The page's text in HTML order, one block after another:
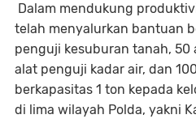
Dalam mendukung
telah menyalurkan bantuan
penguji kesuburan tanah, 50
alat penguji kadar air, dan
berkapasitas 1 ton kepada
di lima wilayah Polda, yakni